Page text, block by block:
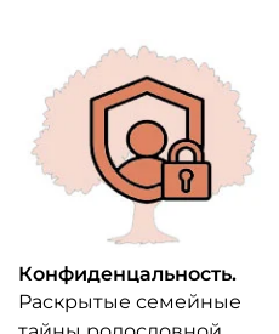
Конфиденцальность.
Раскрытые семейные